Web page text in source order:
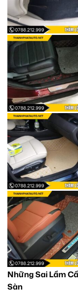
Những Sai Lầm
Sàn